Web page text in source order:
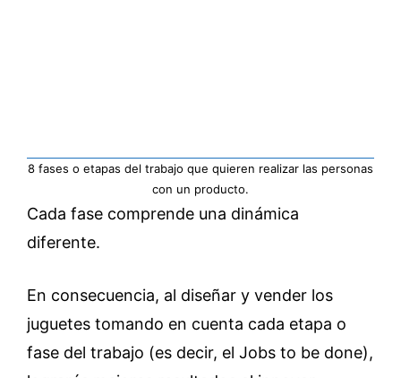
8 fases o etapas del trabajo que quieren realizar las personas
con un producto.
Cada fase comprende una dinámica
diferente.
En consecuencia, al diseñar y vender los
juguetes tomando en cuenta cada etapa o
fase del trabajo (es decir, el Jobs to be done),